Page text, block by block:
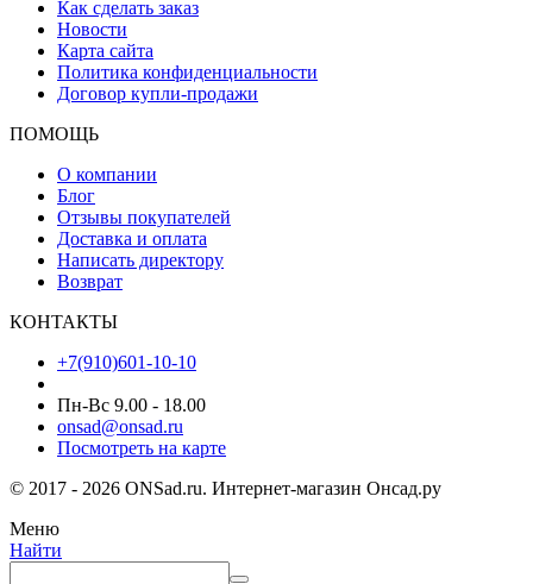
Как сделать заказ
Новости
Карта сайта
Политика конфиденциальности
Договор купли-продажи
ПОМОЩЬ
О компании
Блог
Отзывы покупателей
Доставка и оплата
Написать директору
Возврат
КОНТАКТЫ
+7(910)601-10-10
Пн-Вс 9.00 - 18.00
onsad@onsad.ru
Посмотреть на карте
© 2017 - 2026 ONSad.ru. Интернет-магазин Онсад.ру
Меню
Найти